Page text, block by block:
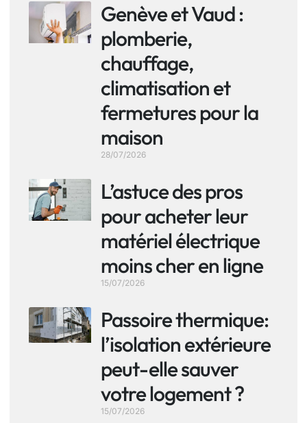
Genève et Vaud :
plomberie,
chauffage,
climatisation et
fermetures pour la
maison
28/07/2026
L’astuce des pros
pour acheter leur
matériel électrique
moins cher en ligne
15/07/2026
Passoire thermique:
l’isolation extérieure
peut-elle sauver
votre logement ?
15/07/2026